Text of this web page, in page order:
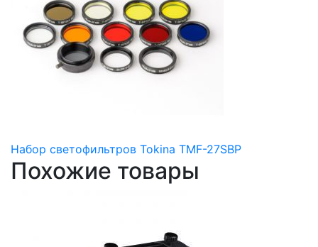
Набор светофильтров Tokina TMF-27SBP
Похожие товары